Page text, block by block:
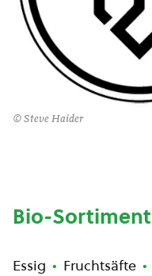
© Steve Haider
Bio-Sortiment
Essig Fruchtsäfte